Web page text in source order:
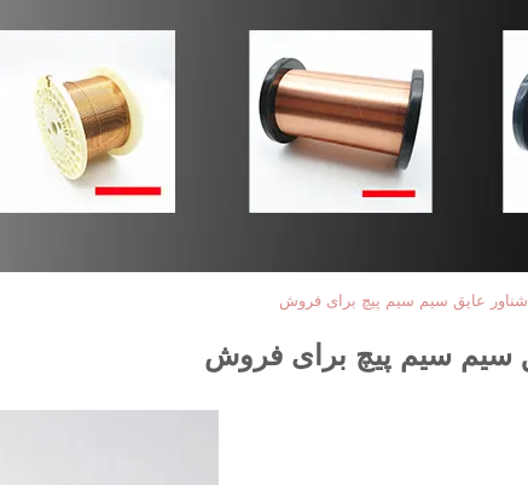
عایق سیم سیم پیچ برای فروش
سیم سیم پیچ برای فروش